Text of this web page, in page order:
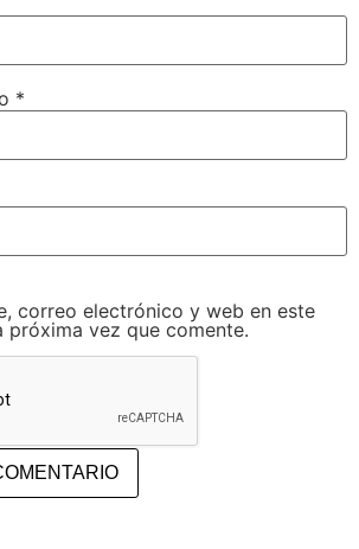
*
correo electrónico y web en este
próxima vez que comente.